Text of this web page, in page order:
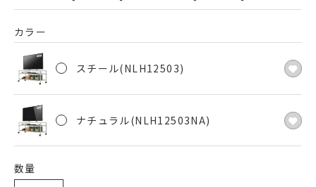
カラー
スチール(NLH12503)
ナチュラル(NLH12503NA)